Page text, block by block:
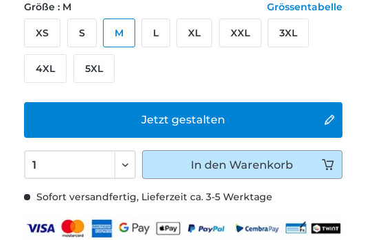
Sofort versandfertig, Lieferzeit ca. 3-5 Werktage
Jetzt gestalten
Größe : M Grössentabelle
XS S M L XL XXL 3XL
4XL 5XL
In den Warenkorb